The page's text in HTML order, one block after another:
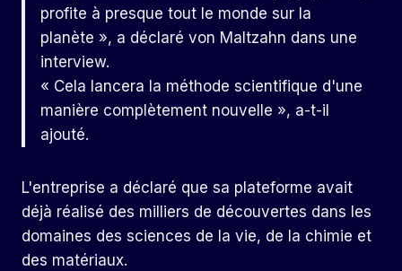
profite à presque tout le monde sur la
planète », a déclaré von Maltzahn dans une
interview.
« Cela lancera la méthode scientifique d'une
manière complètement nouvelle », a-t-il
ajouté.
L'entreprise a déclaré que sa plateforme avait
déjà réalisé des milliers de découvertes dans les
domaines des sciences de la vie, de la chimie et
des matériaux.